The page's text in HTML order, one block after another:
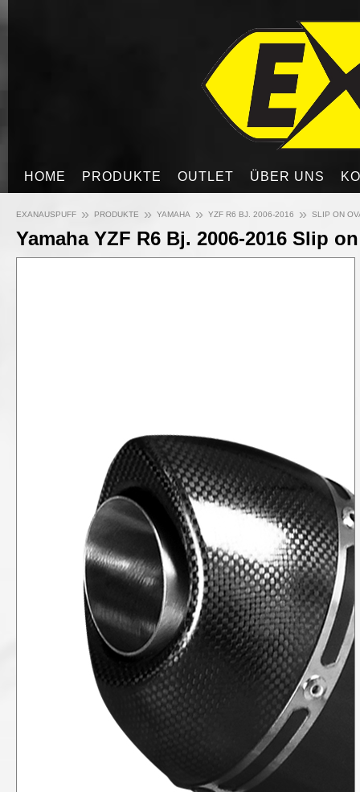
HOME PRODUKTE OUTLET ÜBER UNS
EXANAUSPUFF » PRODUKTE » YAMAHA » YZF R6 BJ. 2006-2016 » SLIP ON
Yamaha YZF R6 Bj. 2006-2016 Slip